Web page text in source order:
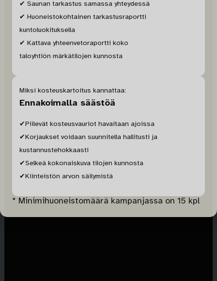
✔ Saunan tarkastus samassa yhteydessä
✔ Huoneistokohtainen tarkastusraportti
kuntoluokituksella
✔ Kattava yhteenvetoraportti koko
taloyhtiön märkätilojen kunnosta
Miksi kosteuskartoitus kannattaa:
Ennakoimalla säästöä
✔Piilevät kosteusvauriot havaitaan ajoissa
✔Korjaukset voidaan suunnitella hallitusti ja
kustannustehokkaasti
✔Selkeä kokonaiskuva tilojen kunnosta
✔Kiinteistön arvon säilymistä
* Minimihuoneistomäärä kampanjassa on 15 kpl